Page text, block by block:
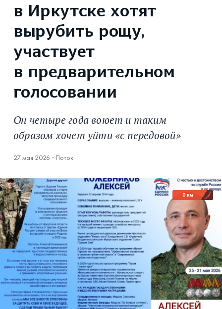
в Иркутске хотят
вырубить рощу,
участвует
в предварительном
голосовании
Он четыре года воюет и таким
образом хочет уйти «с передовой»
27 мая 2026 · Поток
0 км